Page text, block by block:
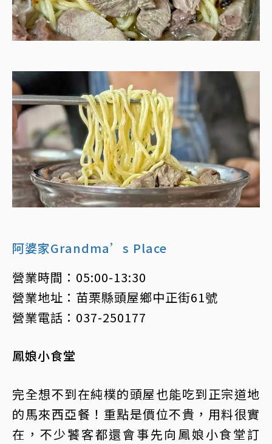
阿婆家Grandma’s Place
營業時間：05:00-13:30
營業地址：苗栗縣頭屋鄉中正街61號
營業電話：037-250177
鳳娘小食堂
完全想不到在純樸的頭屋也能吃到正宗道地
的馬來西亞餐！重點是價位不貴，用料很實
在，不少饕客都還會事先向鳳娘小食堂訂